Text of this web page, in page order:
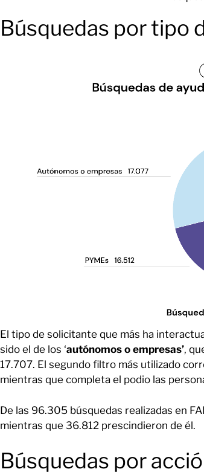
Búsquedas por tipo
El tipo de solicitante que más ha
sido el de los ‘autónomos o empresas’,
17.707. El segundo filtro más utilizado
mientras que completa el podio las
De las 96.305 búsquedas realizadas en
mientras que 36.812 prescindieron de él.
Búsquedas por